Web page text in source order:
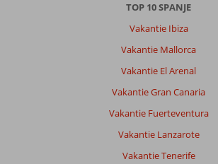
TOP 10 SPANJE
Vakantie Ibiza
Vakantie Mallorca
Vakantie El Arenal
Vakantie Gran Canaria
Vakantie Fuerteventura
Vakantie Lanzarote
Vakantie Tenerife